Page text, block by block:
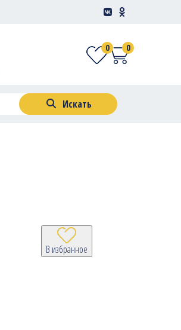
0
0
Искать
В избранное